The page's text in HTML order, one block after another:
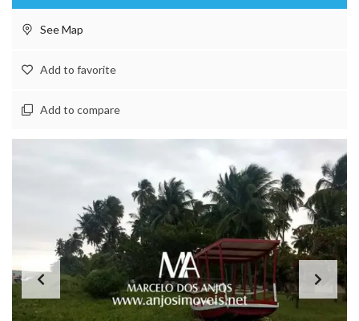
See Map
Add to favorite
Add to compare